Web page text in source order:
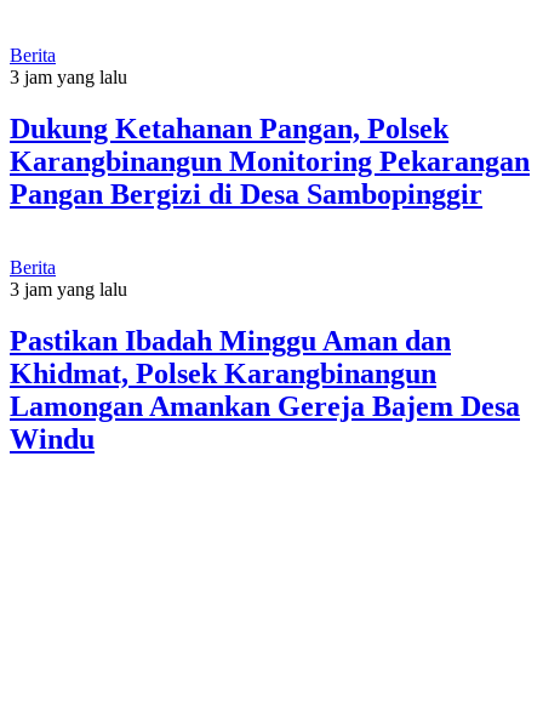
Berita
3 jam yang lalu
Dukung Ketahanan Pangan, Polsek
Karangbinangun Monitoring Pekarangan
Pangan Bergizi di Desa Sambopinggir
Berita
3 jam yang lalu
Pastikan Ibadah Minggu Aman dan
Khidmat, Polsek Karangbinangun
Lamongan Amankan Gereja Bajem Desa
Windu